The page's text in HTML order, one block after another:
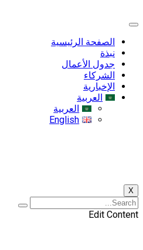
الصفحة الرئيسية
نبذة
جدول الأعمال
الشركاء
الإخبارية
العربية
العربية
English
X
Edit Content